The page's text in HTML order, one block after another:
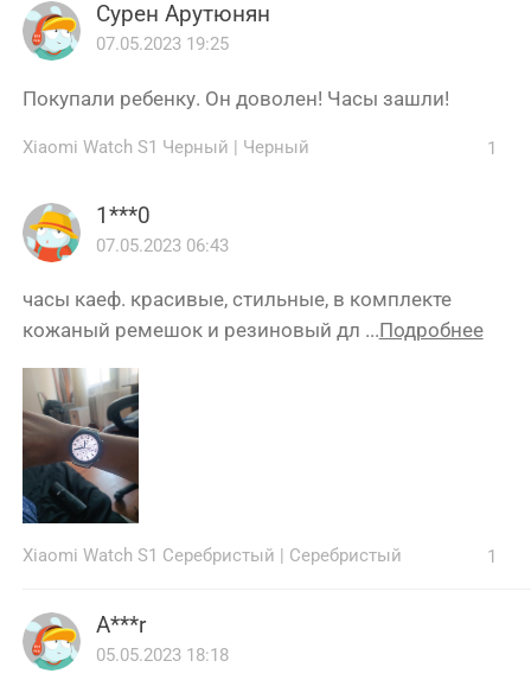
Сурен Арутюнян
07.05.2023 19:25
Покупали ребенку. Он доволен! Часы зашли!
Xiaomi Watch S1 Черный | Черный 1
1***0
07.05.2023 06:43
часы каеф. красивые, стильные, в комплекте
кожаный ремешок и резиновый дл ...Подробнее
Xiaomi Watch S1 Серебристый | Серебристый 1
A***r
05.05.2023 18:18